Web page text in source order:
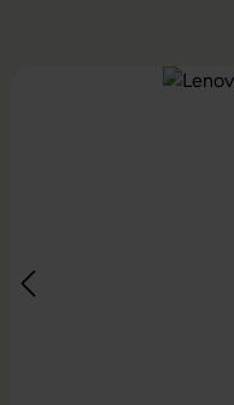
Bildergalerie überspringen